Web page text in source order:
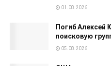
01.08.2026
Погиб Алексей
поисковую
05.08.2026